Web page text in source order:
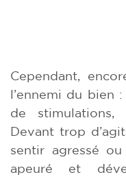
Cependant,
l’ennemi du bien
de stimulations,
Devant trop
sentir agressé
apeuré et